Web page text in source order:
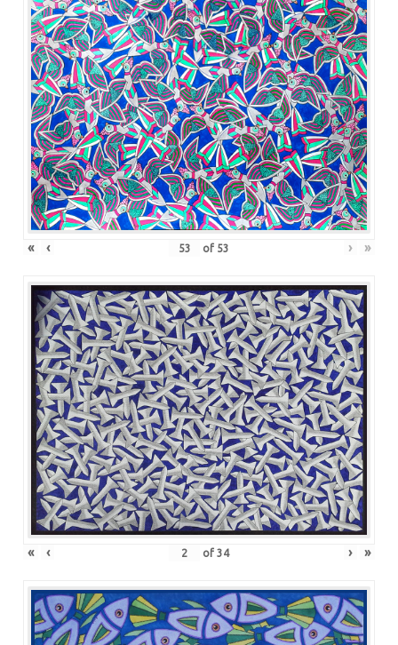
« ‹ of 53 › »
« ‹ of 34 › »